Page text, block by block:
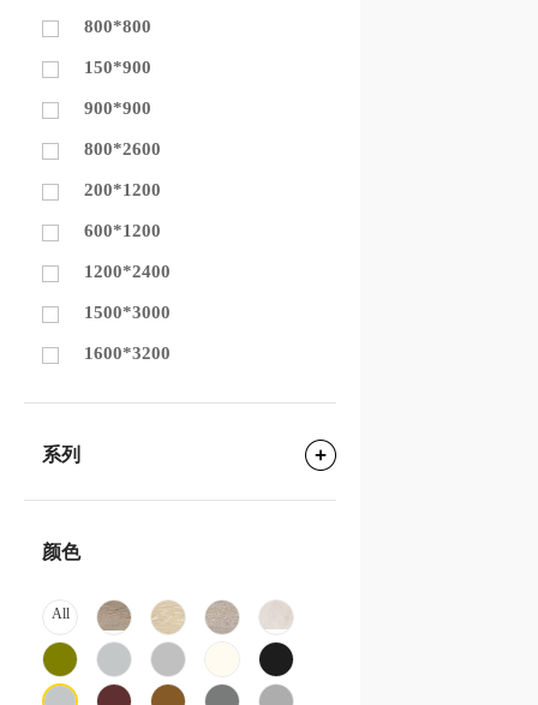
800*800
150*900
900*900
800*2600
200*1200
600*1200
1200*2400
1500*3000
1600*3200
系列
颜色
All